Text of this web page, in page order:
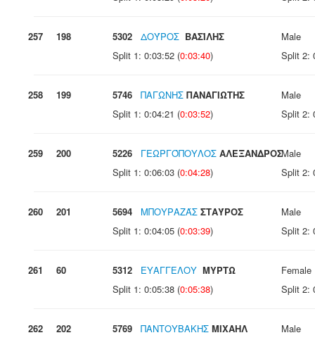
257 198 5302 ΔΟΎΡΟΣ ΒΑΣΊΛΗΣ
Male
Split 1: 0:03:52 (0:03:40) Split 2:
258 199 5746 ΠΑΓΩΝΗΣ ΠΑΝΑΓΙΩΤΗΣ
Male
Split 1: 0:04:21 (0:03:52) Split 2:
259 200 5226 ΓΕΩΡΓΌΠΟΥΛΟΣ ΑΛΈΞΑΝΔΡΟΣMale
Split 1: 0:06:03 (0:04:28) Split 2:
260 201 5694 ΜΠΟΥΡΑΖΆΣ ΣΤΑΎΡΟΣ
Male
Split 1: 0:04:05 (0:03:39) Split 2:
261 60 5312 ΕΥΑΓΓΕΛΟΥ ΜΥΡΤΩ
Female
Split 1: 0:05:38 (0:05:38) Split 2:
262 202 5769 ΠΑΝΤΟΥΒΑΚΗΣ ΜΙΧΑΗΛ
Male